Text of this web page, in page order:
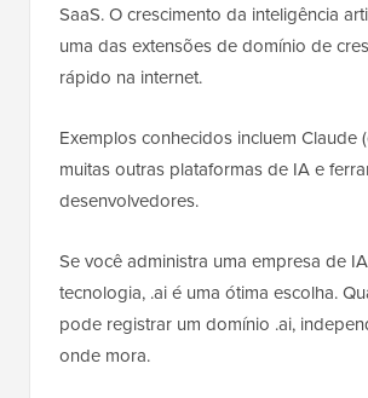
SaaS. O crescimento da inteligência
uma das extensões de domínio de
rápido na internet.
Exemplos conhecidos incluem Claude
muitas outras plataformas de IA e
desenvolvedores.
Se você administra uma empresa de
tecnologia, .ai é uma ótima escolha.
pode registrar um domínio .ai,
onde mora.